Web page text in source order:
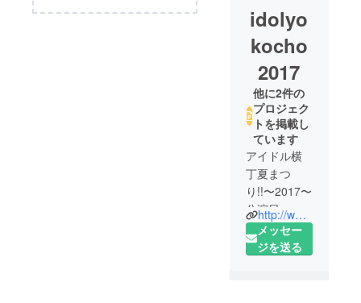
idolyo
kocho
2017
他に2件の
プロジェク
トを掲載し
ています
アイドル横
丁夏まつ
り!!〜2017〜
公演日：
2017年7月8
日(土)／9日
http://www.idolyokocho.com/summerfes2017/
メッセー
ジを送る